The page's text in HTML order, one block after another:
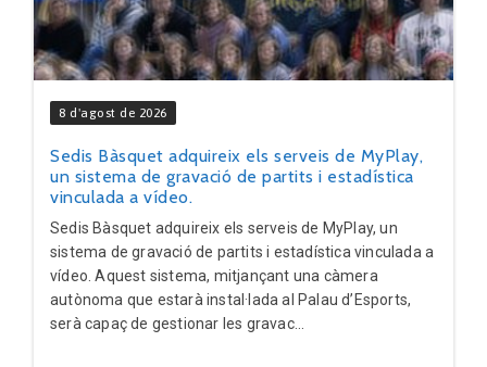
8 d'agost de 2026
Sedis Bàsquet adquireix els serveis de MyPlay,
un sistema de gravació de partits i estadística
vinculada a vídeo.
Sedis Bàsquet adquireix els serveis de MyPlay, un
sistema de gravació de partits i estadística vinculada a
vídeo. Aquest sistema, mitjançant una càmera
autònoma que estarà instal·lada al Palau d’Esports,
serà capaç de gestionar les gravac...